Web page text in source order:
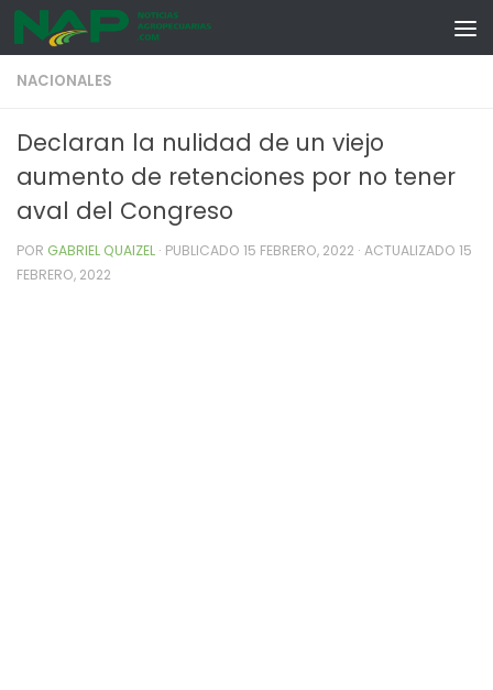
Skip to content
NACIONALES
Declaran la nulidad de un viejo
aumento de retenciones por no tener
aval del Congreso
POR GABRIEL QUAIZEL · PUBLICADO 15 FEBRERO, 2022 · ACTUALIZADO 15
FEBRERO, 2022